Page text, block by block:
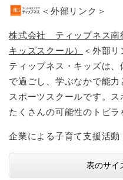
＜外部リンク＞
株式会社 ティップネス南
キッズスクール）
＜外部リ
ティップネス・キッズは
で過ごし、学ぶなかで能
スポーツスクールです。
たくさんの可能性のトビラ
企業による子育て支援活動
表のサイ